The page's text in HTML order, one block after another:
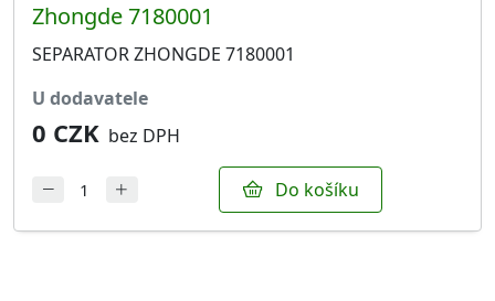
Zhongde 7180001
SEPARATOR ZHONGDE 7180001
u dodavatele
0 CZK bez DPH
Do košíku